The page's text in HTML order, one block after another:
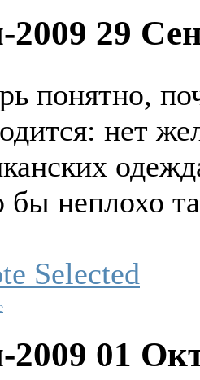
2009 29
понятно,
нет
бы неплохо
2009 01